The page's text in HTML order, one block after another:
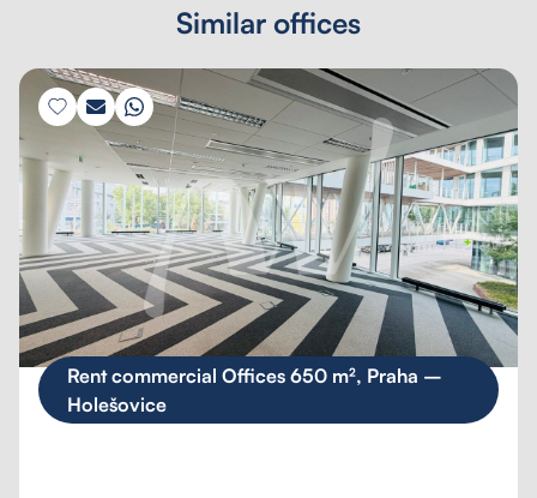
Similar offices
Rent commercial Offices 650 m², Praha –
Holešovice